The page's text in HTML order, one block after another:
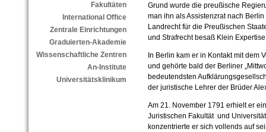
Fakultäten
International Office
Zentrale Einrichtungen
Graduierten-Akademie
Wissenschaftliche Zentren
An-Institute
Universitätsklinikum
Grund wurde die preußische
man ihn als Assistenzrat nach
Landrecht für die Preußischen
und Strafrecht besaß Klein
In Berlin kam er in Kontakt mit dem
und gehörte bald der Berliner
bedeutendsten
der juristische Lehrer der Brüder
Am 21. November 1791 erhielt er
Juristischen Fakultät und
konzentrierte er sich vollends auf